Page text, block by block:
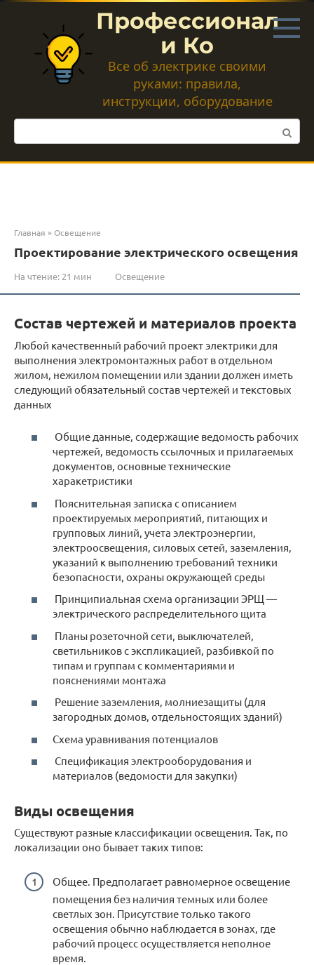
Перейти
контенту
Профессионал
и Ко
Все об электрике своими
руками: правила,
инструкции, оборудование
Поиск:
Главная »Освещение
Проектирование электрического освещения
На чтение: 21 мин Освещение
Состав чертежей и материалов проекта
Любой качественный рабочий проект электрики для
выполнения электромонтажных работ в отдельном
жилом, нежилом помещении или здании должен иметь
следующий обязательный состав чертежей и текстовых
данных
Общие данные, содержащие ведомость рабочих
чертежей, ведомость ссылочных и прилагаемых
документов, основные технические
харакетристики
Пояснительная записка с описанием
проектируемых мероприятий, питающих и
групповых линий, учета электроэнергии,
электроосвещения, силовых сетей, заземления,
указаний к выполнению требований техники
безопасности, охраны окружающей среды
Принципиальная схема организации ЭРЩ —
электрического распределительного щита
Планы розеточной сети, выключателей,
светильников с экспликацией, разбивкой по
типам и группам с комментариями и
пояснениями монтажа
Решение заземления, молниезащиты (для
загородных домов, отдельностоящих зданий)
Схема уравнивания потенциалов
Спецификация электрооборудования и
материалов (ведомости для закупки)
Виды освещения
Существуют разные классификации освещения. Так, по
локализации оно бывает таких типов:
Общее. Предполагает равномерное освещение
помещения без наличия темных или более
светлых зон. Присутствие только такого
освещения обычно наблюдается в зонах, где
рабочий процесс осуществляется неполное
время.